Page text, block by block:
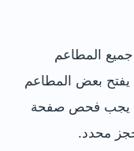
المطاعم
يفتح بعض المطاعم
يجب فحص صفحة
حجز محدد.